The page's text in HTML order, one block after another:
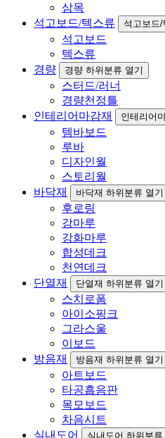
삼목
석고보드/텍스류
석고보드
석고보드
텍스류
경량
경량 하위분류 열기
스터드/러너
경량천정틀
인테리어마감재
인테리어
템바보드
루바
디자인월
스토리월
바닥재
바닥재 하위분류 열기
후로링
강마루
강화마루
합성데크
천연데크
단열재
단열재 하위분류 열기
스치로폼
아이소핑크
그라스울
이보드
방음재
방음재 하위분류 열기
아트보드
타공흡음판
목모보드
차음시트
실내도어
실내도어 하위분류